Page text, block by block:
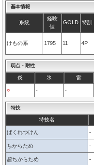
基本情報
系統
経験
値
GOLD 特訓
けもの系 1795 11 4P
弱点・耐性
炎 氷 雷
○ - -
特技
特技名
ばくれつけん -
ちからため -
超ちからため -